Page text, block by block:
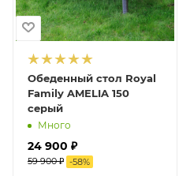
Обеденный стол Royal
Family AMELIA 150
серый
Много
24 900 ₽
59 900 ₽ -58%